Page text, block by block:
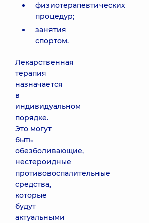
физиотерапевтических
процедур;
занятия
спортом.
Лекарственная
терапия
назначается
в
индивидуальном
порядке.
Это могут
быть
обезболивающие,
нестероидные
противовоспалительные
средства,
которые
будут
актуальными